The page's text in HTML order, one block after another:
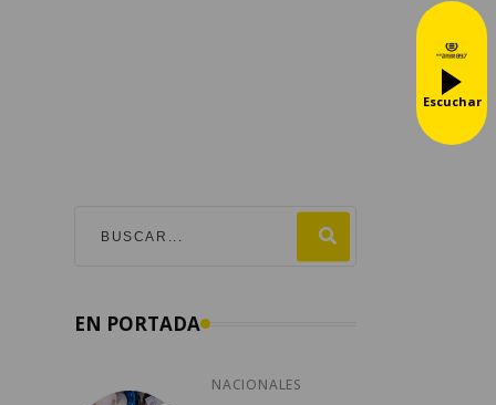
EN PORTADA
NACIONALES
Escuchar